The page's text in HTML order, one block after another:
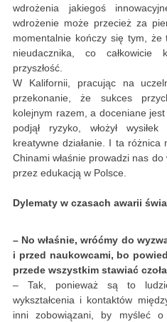
wdrożenia jakiegoś
wdrożenie może przecież za
momentalnie kończy się tym,
nieudacznika, co całkowicie
przyszłość.
W Kalifornii, pracując na
przekonanie, że sukces
kolejnym razem, a doceniane
podjął ryzyko, włożył
kreatywne działanie. I ta
Chinami właśnie prowadzi nas
przez edukacją w Polsce.
Dylematy w czasach awarii
– No właśnie, wróćmy do
i przed naukowcami, bo
przede wszystkim stawiać
– Tak, ponieważ są to
wykształcenia i kontaktów
inni zobowiązani, by myśleć o